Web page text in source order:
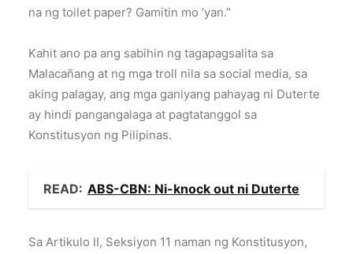
na ng toilet paper? Gamitin mo ’yan.”
Kahit ano pa ang sabihin ng tagapagsalita sa
Malacañang at ng mga troll nila sa social media, sa
aking palagay, ang mga ganiyang pahayag ni Duterte
ay hindi pangangalaga at pagtatanggol sa
Konstitusyon ng Pilipinas.
READ: ABS-CBN: Ni-knock out ni Duterte
Sa Artikulo II, Seksiyon 11 naman ng Konstitusyon,